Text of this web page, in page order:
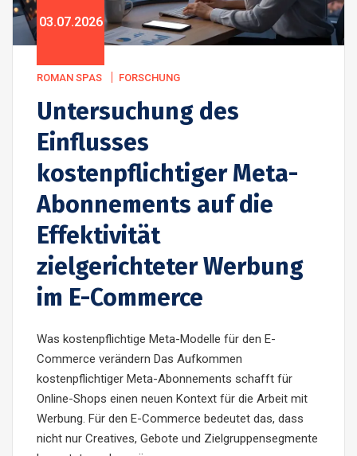
03.07.2026
ROMAN SPAS FORSCHUNG
Untersuchung des
Einflusses
kostenpflichtiger Meta-
Abonnements auf die
Effektivität
zielgerichteter Werbung
im E-Commerce
Was kostenpflichtige Meta-Modelle für den E-
Commerce verändern Das Aufkommen
kostenpflichtiger Meta-Abonnements schafft für
Online-Shops einen neuen Kontext für die Arbeit mit
Werbung. Für den E-Commerce bedeutet das, dass
nicht nur Creatives, Gebote und Zielgruppensegmente